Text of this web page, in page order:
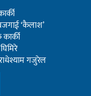
‘कैलाश’
गजुरेल